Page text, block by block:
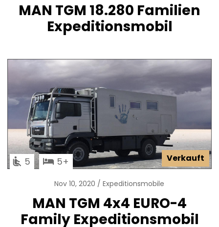
MAN TGM 18.280 Familien
Expeditionsmobil
Verkauft
5 5
Nov 10, 2020 Expeditionsmobile
MAN TGM 4x4 EURO-4
Family Expeditionsmobil